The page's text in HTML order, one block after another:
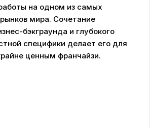
на одном из самых
мира. Сочетание
бэкграунда и глубокого
специфики делает его для
ценным франчайзи.